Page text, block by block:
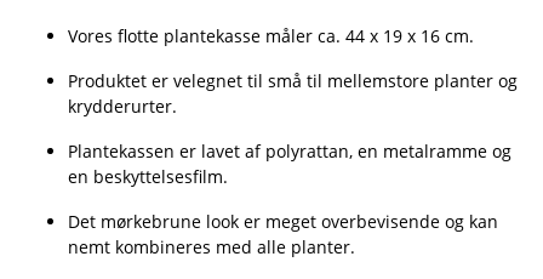
Vores flotte plantekasse måler ca. 44 x 19 x 16 cm.
Produktet er velegnet til små til mellemstore planter og
krydderurter.
Plantekassen er lavet af polyrattan, en metalramme og
en beskyttelsesfilm.
Det mørkebrune look er meget overbevisende og kan
nemt kombineres med alle planter.